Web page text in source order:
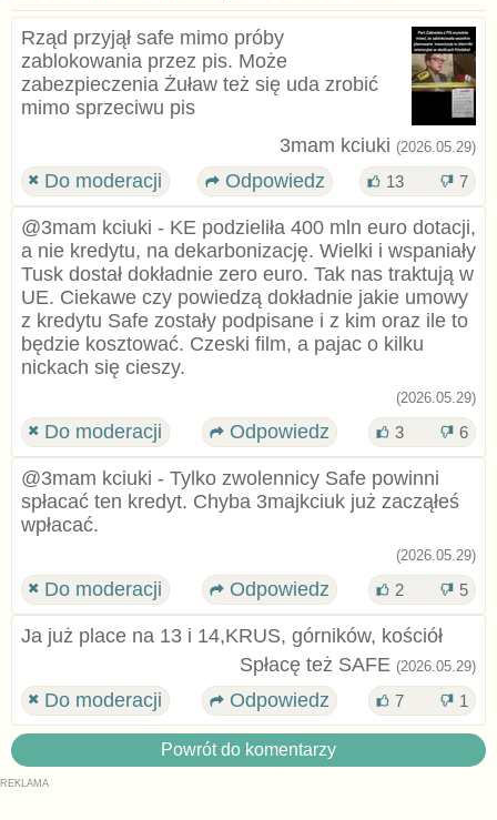
Rząd przyjął safe mimo próby
zablokowania przez pis. Może
zabezpieczenia Żuław też się uda zrobić
mimo sprzeciwu pis
3mam kciuki (2026.05.29)
Do moderacji Odpowiedz 13 7
@3mam kciuki - KE podzieliła 400 mln euro dotacji,
a nie kredytu, na dekarbonizację. Wielki i wspaniały
Tusk dostał dokładnie zero euro. Tak nas traktują w
UE. Ciekawe czy powiedzą dokładnie jakie umowy
z kredytu Safe zostały podpisane i z kim oraz ile to
będzie kosztować. Czeski film, a pajac o kilku
nickach się cieszy.
(2026.05.29)
Do moderacji Odpowiedz 3 6
@3mam kciuki - Tylko zwolennicy Safe powinni
spłacać ten kredyt. Chyba 3majkciuk już zacząłeś
wpłacać.
(2026.05.29)
Do moderacji Odpowiedz 2 5
Ja już place na 13 i 14,KRUS, górników, kościół
Spłacę też SAFE (2026.05.29)
Do moderacji Odpowiedz 7 1
Powrót do komentarzy